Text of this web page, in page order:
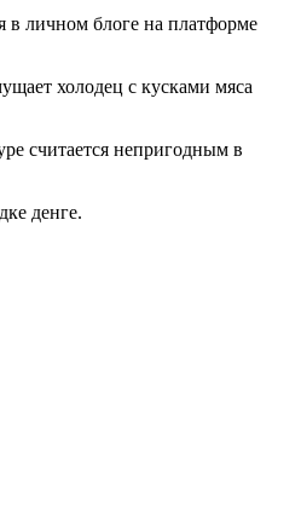
в личном блоге на платформе
холодец с кусками мяса
считается непригодным в
денге.